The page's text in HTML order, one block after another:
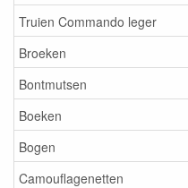
Truien Commando leger
Broeken
Bontmutsen
Boeken
Bogen
Camouflagenetten